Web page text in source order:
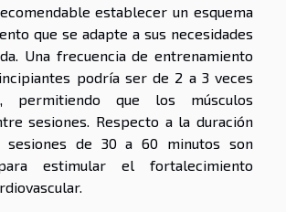
establecer un esquema
que se adapte a sus necesidades
Una frecuencia de entrenamiento
podría ser de 2 a 3 veces
permitiendo que los músculos
sesiones. Respecto a la duración
sesiones de 30 a 60 minutos son
estimular el fortalecimiento